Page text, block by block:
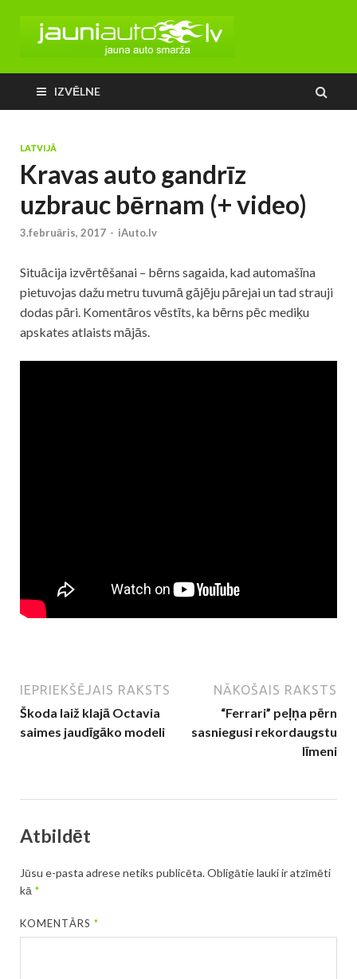
IZVĒLNE
LATVIJĀ
Kravas auto gandrīz
uzbrauc bērnam (+ video)
3.februāris, 2017 - iAuto.lv
Situācija izvērtēšanai – bērns sagaida, kad automašīna
pietuvojas dažu metru tuvumā gājēju pārejai un tad strauji
dodas pāri. Komentāros vēstīts, ka bērns pēc mediķu
apskates atlaists mājās.
IEPRIEKŠĒJAIS RAKSTS
Škoda laiž klajā Octavia
saimes jaudīgāko modeli
NĀKOŠAIS RAKSTS
“Ferrari” peļņa pērn
sasniegusi rekordaugstu
līmeni
Atbildēt
Jūsu e-pasta adrese netiks publicēta.Obligātie lauki ir atzīmēti
kā *
KOMENTĀRS*